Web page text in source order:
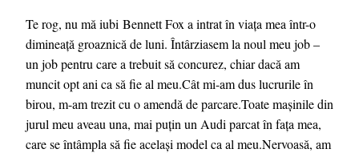
Te rog, nu mă iubi Bennett Fox a intrat în viața mea într-o
dimineață groaznică de luni. Întârziasem la noul meu job –
un job pentru care a trebuit să concurez, chiar dacă am
muncit opt ani ca să fie al meu.Cât mi-am dus lucrurile în
birou, m-am trezit cu o amendă de parcare.Toate mașinile din
jurul meu aveau una, mai puțin un Audi parcat în fața mea,
care se întâmpla să fie același model ca al meu.Nervoasă, am